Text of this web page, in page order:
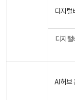
디지털
디지
AI허브